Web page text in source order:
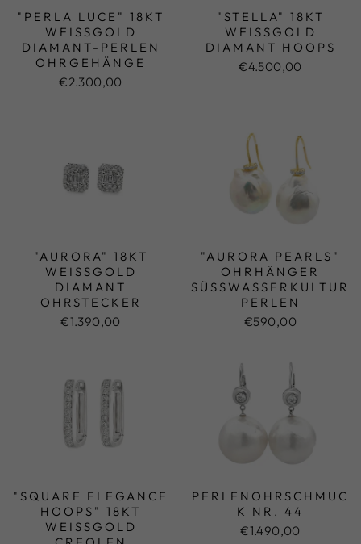
"PERLA LUCE" 18KT
WEISSGOLD D
IAMANT-PERLEN O
HRGEHÄNGE
€2.300,00
"STELLA" 18KT
WEISSGOLD D
IAMANT HOOPS
€4.500,00
"AURORA" 18KT
WEISSGOLD D
IAMANT O
HRSTECKER
€1.390,00
"AURORA PEARLS"
OHRHÄNGER
SÜSSWASSERKULTURP
ERLEN
€590,00
"SQUARE ELEGANCE
HOOPS" 18KT
WEISSGOLD C
PERLENOHRSCHMUC
K NR. 44
€1.490,00